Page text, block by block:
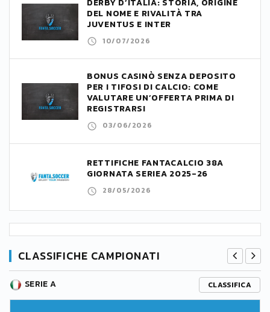
DEL NOME E RIVALITÀ TRA
JUVENTUS E INTER
10/07/2026
BONUS CASINÒ SENZA DEPOSITO
PER I TIFOSI DI CALCIO: COME
VALUTARE UN’OFFERTA PRIMA DI
REGISTRARSI
03/06/2026
RETTIFICHE FANTACALCIO 38A
GIORNATA SERIEA 2025-26
28/05/2026
CLASSIFICHE CAMPIONATI
SERIE A CLASSIFICA